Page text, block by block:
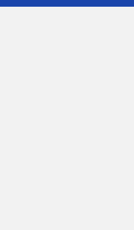
且需要有助手在折梯下接应，防